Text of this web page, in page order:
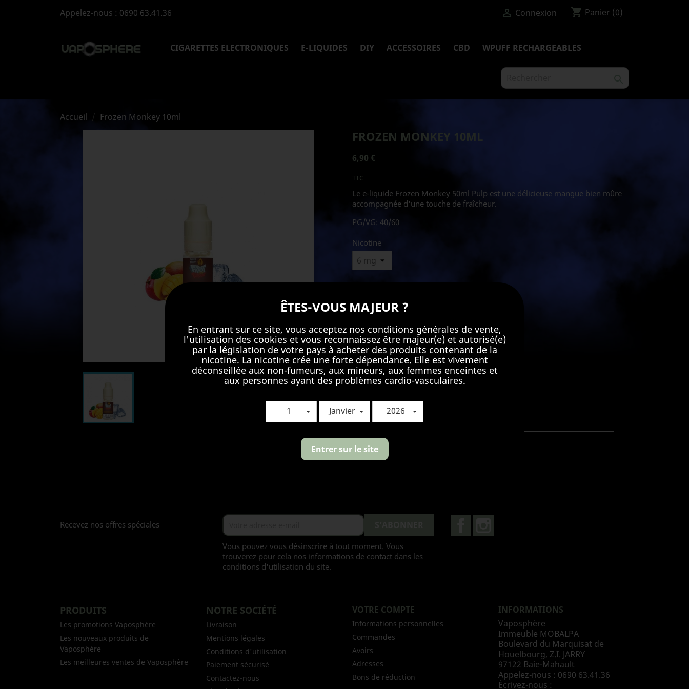
Appelez-nous : 0690 63.41.36  Connexion shopping_cart Panier (0)
CIGARETTES ELECTRONIQUES E-LIQUIDES DIY ACCESSOIRES CBD WPUFF RECHARGEABLES
Accueil Frozen Monkey 10ml
FROZEN MONKEY 10ML
6,90 €
TTC
Le e-liquide Frozen Monkey 50ml Pulp est une délicieuse mangue bien mûre
accompagnée d'une touche de fraîcheur.
PG/VG: 40/60
Nicotine

Partager
Détails du produit
Référence
En stock
Recevez nos offres spéciales
Vous pouvez vous désinscrire à tout moment. Vous
trouverez pour cela nos informations de contact dans les
conditions d'utilisation du site.
PRODUITS
Les promotions Vaposphère
Les nouveaux produits de
Vaposphère
Les meilleures ventes de Vaposphère
NOTRE SOCIÉTÉ
Livraison
Mentions légales
Conditions d'utilisation
Paiement sécurisé
Contactez-nous
VOTRE COMPTE
Informations personnelles
Commandes
Avoirs
Adresses
Bons de réduction
INFORMATIONS
Vaposphère
Immeuble MOBALPA
Boulevard du Marquisat de
Houelbourg, Z.I. JARRY
97122 Baie-Mahault
Appelez-nous : 0690 63.41.36
Écrivez-nous :
ÊTES-VOUS MAJEUR ?
En entrant sur ce site, vous acceptez nos conditions générales de vente,
l'utilisation des cookies et vous reconnaissez être majeur(e) et autorisé(e)
par la législation de votre pays à acheter des produits contenant de la
nicotine. La nicotine crée une forte dépendance. Elle est vivement
déconseillée aux non-fumeurs, aux mineurs, aux femmes enceintes et
aux personnes ayant des problèmes cardio-vasculaires.
1 Janvier 2026
Entrer sur le site